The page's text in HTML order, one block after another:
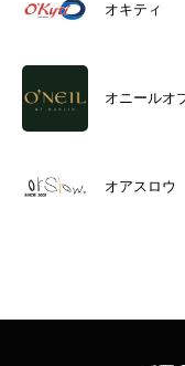
オキティ
オニールオ
オアスロウ